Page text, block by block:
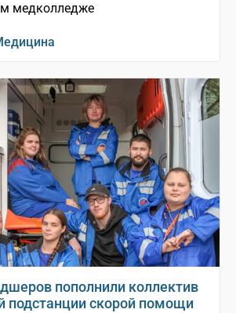
медколледже
пополнили коллектив
подстанции скорой помощи